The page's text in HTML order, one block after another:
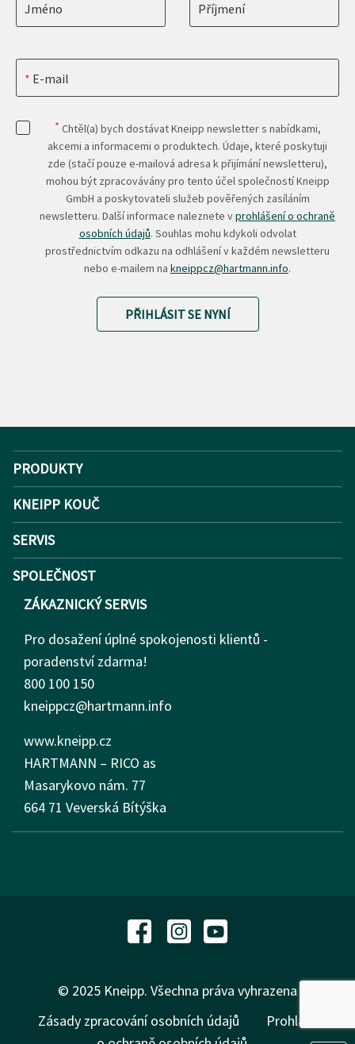
Jméno Příjmení
E-mail
* Chtěl(a) bych dostávat Kneipp newsletter s nabídkami,
akcemi a informacemi o produktech. Údaje, které poskytuji
zde (stačí pouze e-mailová adresa k přijímání newsletteru),
mohou být zpracovávány pro tento účel společností Kneipp
GmbH a poskytovateli služeb pověřených zasíláním
newsletteru. Další informace naleznete vprohlášení o ochraně
osobních údajů. Souhlas mohu kdykoli odvolat
prostřednictvím odkazu na odhlášení v každém newsletteru
nebo e-mailem na kneippcz@hartmann.info.
PŘIHLÁSIT SE NYNÍ
PRODUKTY
KNEIPP KOUČ
SERVIS
SPOLEČNOST
ZÁKAZNICKÝ SERVIS
Pro dosažení úplné spokojenosti klientů -
poradenství zdarma!
800 100 150
kneippcz@hartmann.info
www.kneipp.cz
HARTMANN – RICO as
Masarykovo nám. 77
664 71 Veverská Bítýška
© 2025 Kneipp. Všechna práva vyhrazena
Zásady zpracování osobních údajů
Prohlášení